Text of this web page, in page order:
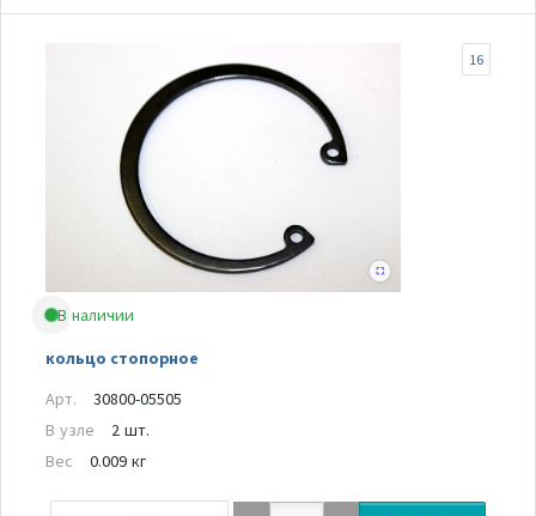
В наличии
кольцо стопорное
16
Арт.
30800-05505
В узле
2 шт.
Вес
0.009 кг